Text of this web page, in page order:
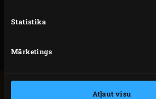
Statistika
Mārketings
Atļaut visu